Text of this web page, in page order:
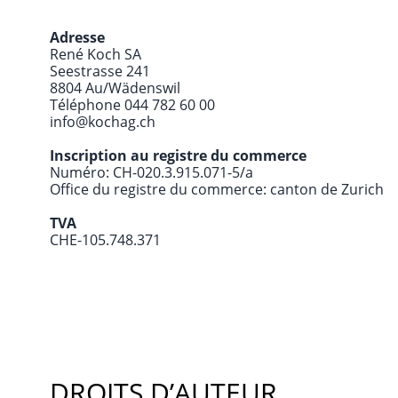
Adresse
René Koch SA
Seestrasse 241
8804 Au/Wädenswil
Téléphone 044 782 60 00
info@kochag.ch
Inscription au registre du commerce
Numéro: CH-020.3.915.071-5/a
Office du registre du commerce: canton de Zurich
TVA
CHE-105.748.371